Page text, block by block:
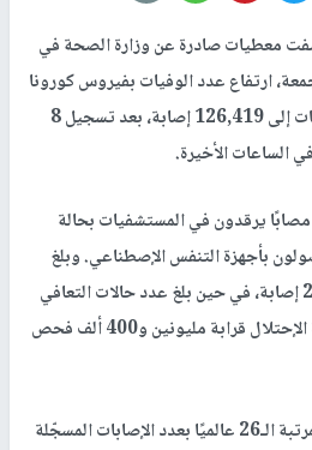
معطيات صادرة عن وزارة الصحة في
ارتفاع عدد الوفيات بفيروس كورونا
إلى 993 وفاة وحصيلة الإصابات إلى 126,419 إصابة، بعد تسجيل 8
ونبهت المعطيات إلى أن 426 مصابًا يرقدون في المستشفيات بحالة
منهم 123 موصولون بأجهزة التنفس الإصطناعي. وبلغ
عدد الإصابات النشطة 25,069 إصابة، في حين بلغ عدد حالات التعافي
100,357 حالة. وأجرت صحة الإحتلال قرابة مليونين و400 ألف فحص
وباتت دولة الاحتلال تحتل المرتبة الـ26 عالميًا بعدد الإصابات المسجّلة